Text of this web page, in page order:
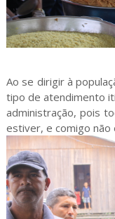
Ao se dirigir à
tipo de atendimento
administração, pois
estiver, e comigo não